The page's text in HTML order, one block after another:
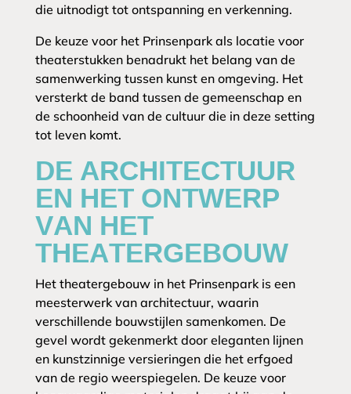
die uitnodigt tot ontspanning en verkenning.
De keuze voor het Prinsenpark als locatie voor
theaterstukken benadrukt het belang van de
samenwerking tussen kunst en omgeving. Het
versterkt de band tussen de gemeenschap en
de schoonheid van de cultuur die in deze setting
tot leven komt.
DE ARCHITECTUUR
EN HET ONTWERP
VAN HET
THEATERGEBOUW
Het theatergebouw in het Prinsenpark is een
meesterwerk van architectuur, waarin
verschillende bouwstijlen samenkomen. De
gevel wordt gekenmerkt door eleganten lijnen
en kunstzinnige versieringen die het erfgoed
van de regio weerspiegelen. De keuze voor